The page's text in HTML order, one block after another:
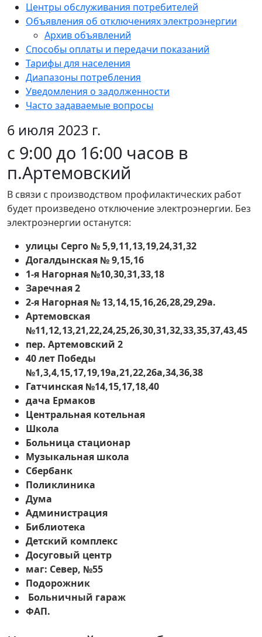
Центры обслуживания потребителей
Объявления об отключениях электроэнергии
Архив объявлений
Способы оплаты и передачи показаний
Тарифы для населения
Диапазоны потребления
Уведомления о задолженности
Часто задаваемые вопросы
6 июля 2023 г.
с 9:00 до 16:00 часов в
п.Артемовский
В связи с производством профилактических работ
будет произведено отключение электроэнергии. Без
электроэнергии останутся:
улицы Серго № 5,9,11,13,19,24,31,32
Догалдынская № 9,15,16
1-я Нагорная №10,30,31,33,18
Заречная 2
2-я Нагорная № 13,14,15,16,26,28,29,29а.
Артемовская
№11,12,13,21,22,24,25,26,30,31,32,33,35,37,43,45
пер. Артемовский 2
40 лет Победы
№1,3,4,15,17,19,19а,21,22,26а,34,36,38
Гатчинская №14,15,17,18,40
дача Ермаков
Центральная котельная
Школа
Больница стационар
Музыкальная школа
Сбербанк
Поликлиника
Дума
Администрация
Библиотека
Детский комплекс
Досуговый центр
маг: Север, №55
Подорожник
Больничный гараж
ФАП.